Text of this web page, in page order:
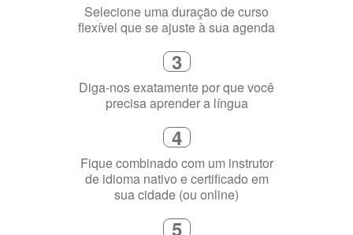
Selecione uma duração de curso
flexível que se ajuste à sua agenda
3
Diga-nos exatamente por que você
precisa aprender a língua
4
Fique combinado com um instrutor
de idioma nativo e certificado em
sua cidade (ou online)
5